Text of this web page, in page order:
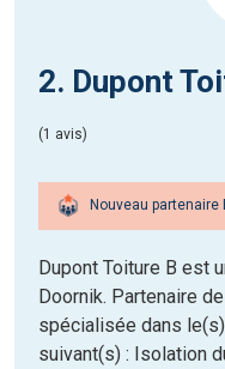
2. Dupont
(1 avis)
Nouveau partenaire
Dupont Toiture B est
Doornik. Partenaire
spécialisée dans
suivant(s) : Isolation